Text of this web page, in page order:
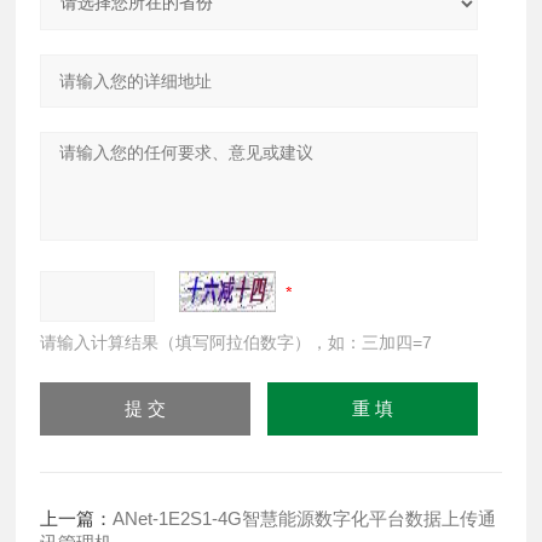
请输入计算结果（填写阿拉伯数字），如：三加四=7
上一篇：ANet-1E2S1-4G智慧能源数字化平台数据上传通